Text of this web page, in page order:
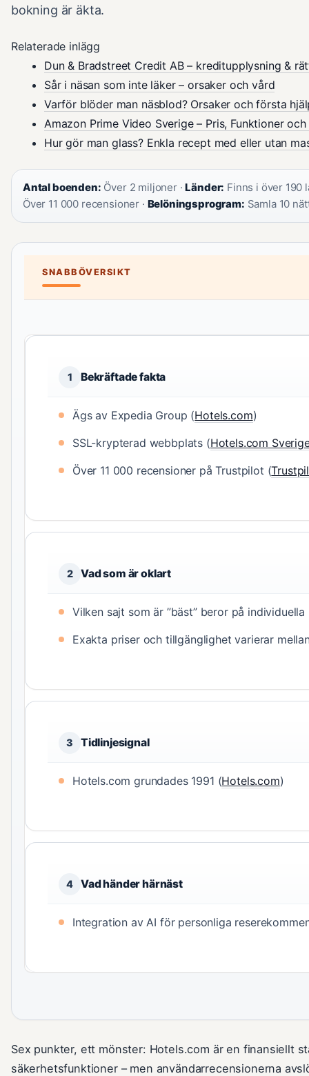
bokning är äkta.
Relaterade inlägg
Dun & Bradstreet Credit AB – kreditupplysning &
Sår i näsan som inte läker – orsaker och vård
Varför blöder man näsblod? Orsaker och första
Amazon Prime Video Sverige – Pris, Funktioner
Hur gör man glass? Enkla recept med eller utan
Antal boenden: Över 2 miljoner ·Länder: Finns i över 190
Över 11 000 recensioner · Belöningsprogram: Samla 10
SNABBÖVERSIKT
1 Bekräftade fakta
Ägs av Expedia Group (Hotels.com)
SSL-krypterad webbplats (Hotels.com
Över 11 000 recensioner på Trustpilot (
2 Vad som är oklart
Vilken sajt som är ”bäst” beror på
Exakta priser och tillgänglighet varierar
3 Tidlinjesignal
Hotels.com grundades 1991 (Hotels.com)
4 Vad händer härnäst
Integration av AI för personliga
Sex punkter, ett mönster: Hotels.com är en finansiellt
säkerhetsfunktioner – men användarrecensionerna